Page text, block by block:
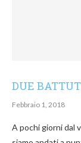
DUE
Febbraio 1, 2018
A pochi giorni dal